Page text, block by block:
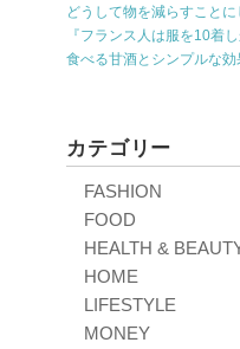
どうして物を減らすこと
『フランス人は服を10着
食べる甘酒とシンプルな効
カテゴリー
FASHION
FOOD
HEALTH &
HOME
LIFESTYLE
MONEY